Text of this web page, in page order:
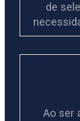
de
Ao ser